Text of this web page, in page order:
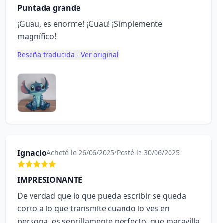
Puntada grande
¡Guau, es enorme! ¡Guau! ¡Simplemente
magnífico!
Reseña traducida - Ver original
IgnacioAcheté le 26/06/2025•Posté le 30/06/2025
IMPRESIONANTE
De verdad que lo que pueda escribir se queda
corto a lo que transmite cuando lo ves en